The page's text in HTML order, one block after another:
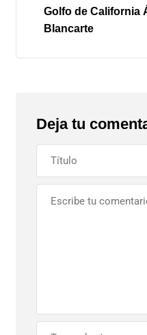
Golfo de California
Blancarte
Deja tu